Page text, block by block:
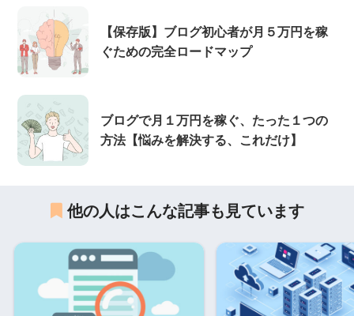
【保存版】ブログ初心者が月５万円を稼
ぐための完全ロードマップ
ブログで月１万円を稼ぐ、たった１つの
方法【悩みを解決する、これだけ】
他の人はこんな記事も見ています